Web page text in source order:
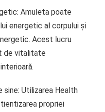
Amuleta poate
energetic al corpului și
Acest lucru
de vitalitate
Utilizarea Health
propriei